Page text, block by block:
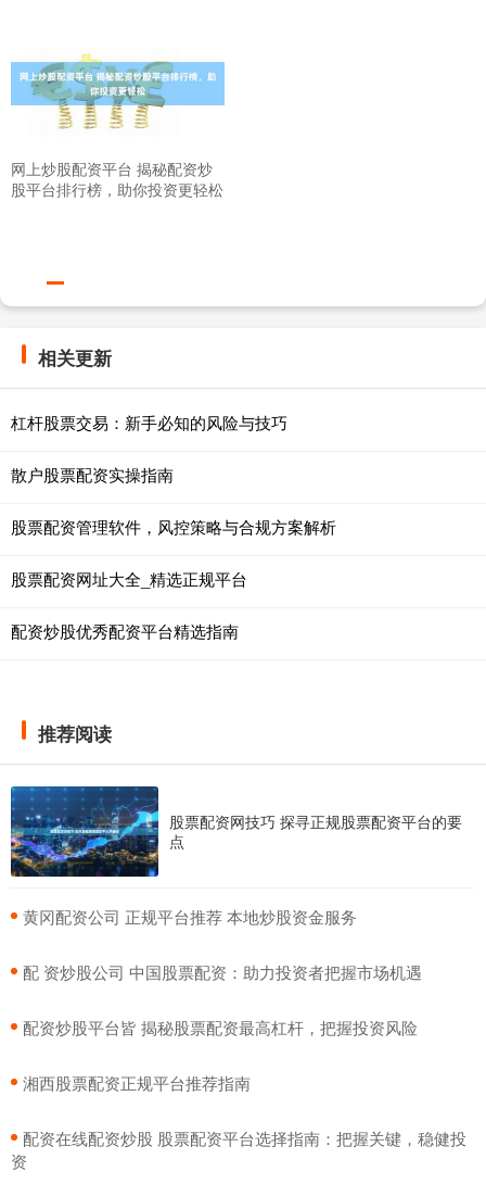
网上炒股配资平台 揭秘配资炒
股平台排行榜，助你投资更轻松
相关更新
杠杆股票交易：新手必知的风险与技巧
散户股票配资实操指南
股票配资管理软件，风控策略与合规方案解析
股票配资网址大全_精选正规平台
配资炒股优秀配资平台精选指南
推荐阅读
股票配资网技巧 探寻正规股票配资平台的要
点
​黄冈配资公司 正规平台推荐 本地炒股资金服务
​配 资炒股公司 中国股票配资：助力投资者把握市场机遇
​配资炒股平台皆 揭秘股票配资最高杠杆，把握投资风险
​湘西股票配资正规平台推荐指南
​配资在线配资炒股 股票配资平台选择指南：把握关键，稳健投
资